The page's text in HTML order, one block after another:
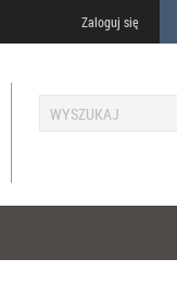
Zaloguj się